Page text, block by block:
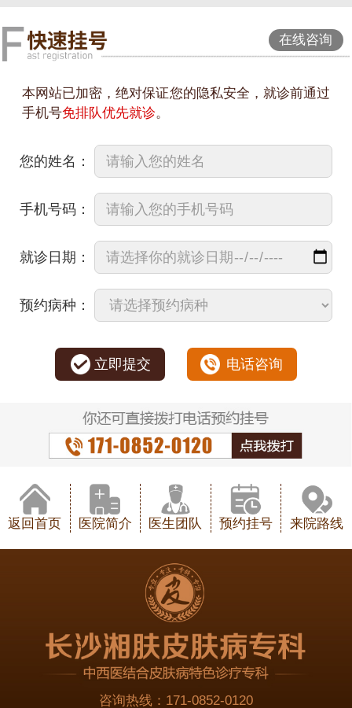
在线咨询
本网站已加密，绝对保证您的隐私安全，就诊前通过
手机号免排队优先就诊。
您的姓名：
手机号码：
就诊日期：
预约病种：
立即提交 电话咨询
返回首页 医院简介 医生团队 预约挂号 来院路线
咨询热线： 171-0852-0120